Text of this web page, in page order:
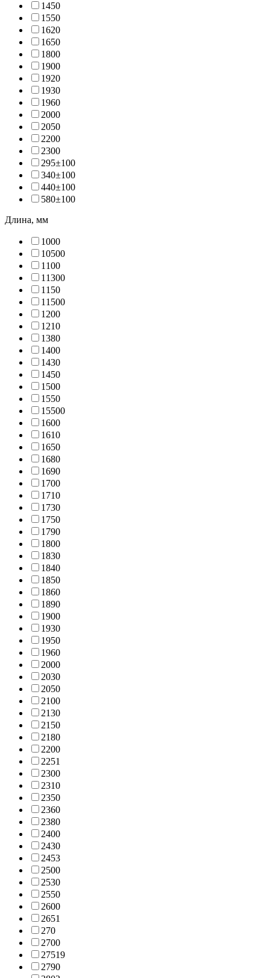
1450
1550
1620
1650
1800
1900
1920
1930
1960
2000
2050
2200
2300
295±100
340±100
440±100
580±100
Длина, мм
1000
10500
1100
11300
1150
11500
1200
1210
1380
1400
1430
1450
1500
1550
15500
1600
1610
1650
1680
1690
1700
1710
1730
1750
1790
1800
1830
1840
1850
1860
1890
1900
1930
1950
1960
2000
2030
2050
2100
2130
2150
2180
2200
2251
2300
2310
2350
2360
2380
2400
2430
2453
2500
2530
2550
2600
2651
270
2700
27519
2790